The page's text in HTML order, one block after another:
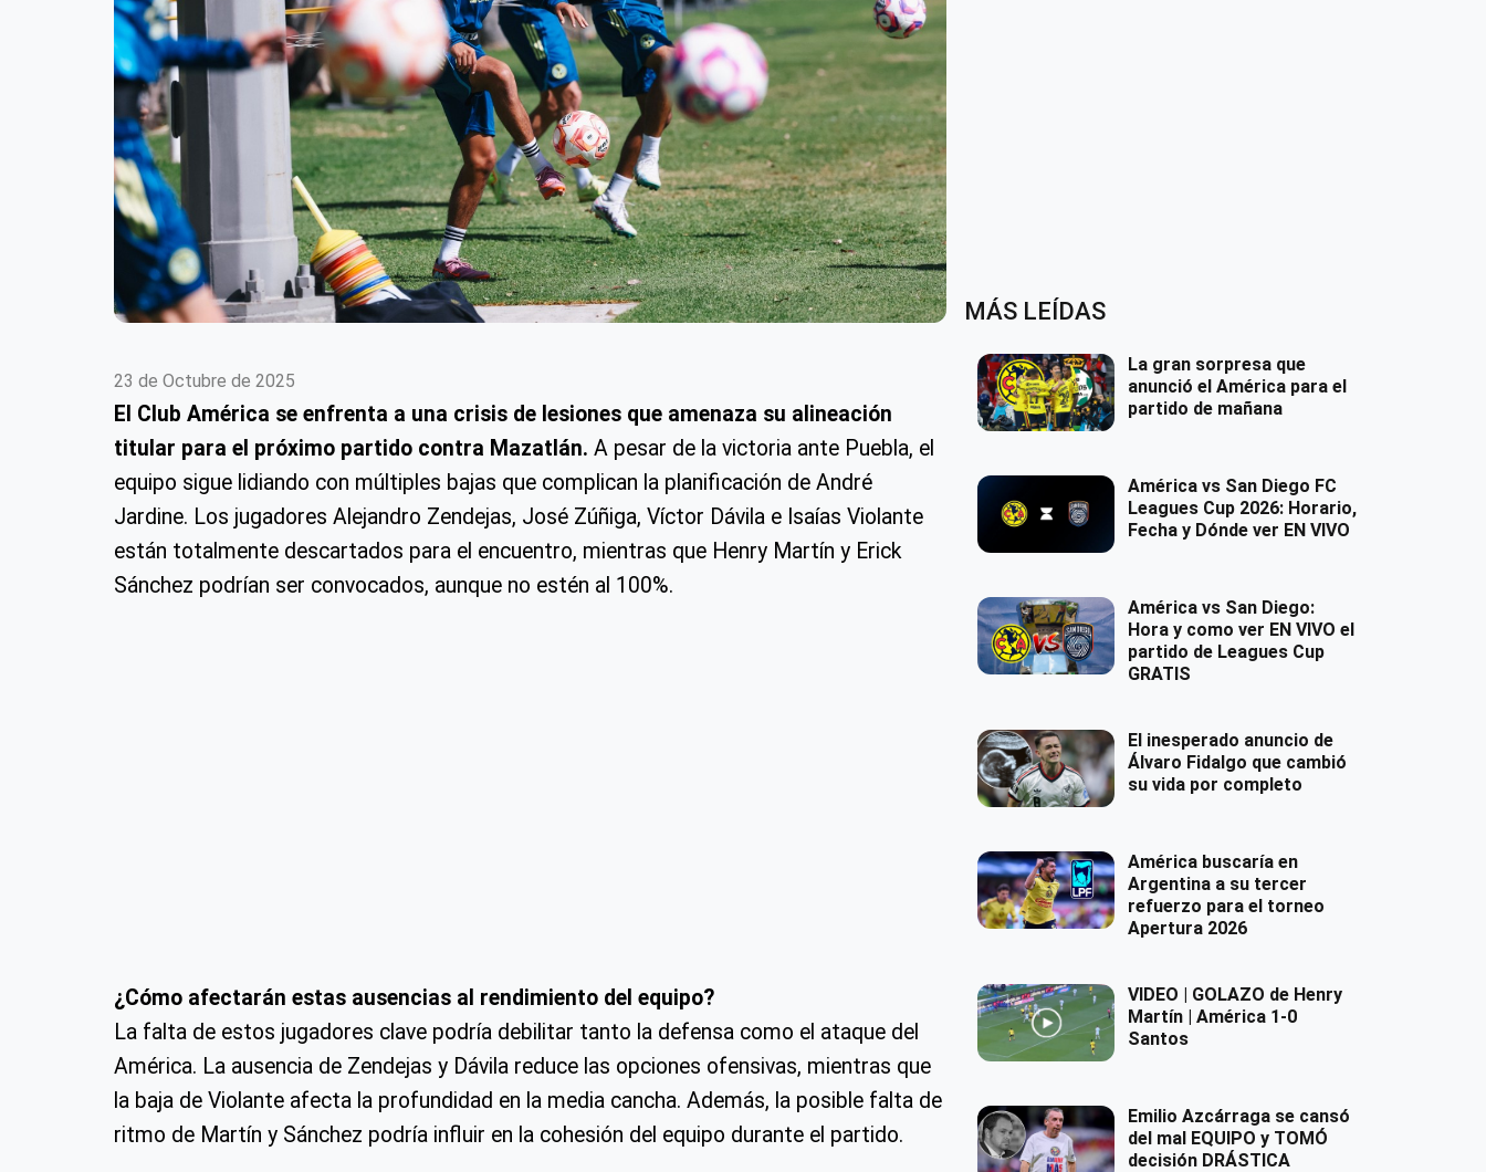
23 de Octubre de 2025
El Club América se enfrenta a una crisis de lesiones que amenaza su alineación
titular para el próximo partido contra Mazatlán. A pesar de la victoria ante Puebla, el
equipo sigue lidiando con múltiples bajas que complican la planificación de André
Jardine. Los jugadores Alejandro Zendejas, José Zúñiga, Víctor Dávila e Isaías Violante
están totalmente descartados para el encuentro, mientras que Henry Martín y Erick
Sánchez podrían ser convocados, aunque no estén al 100%.
¿Cómo afectarán estas ausencias al rendimiento del equipo?
La falta de estos jugadores clave podría debilitar tanto la defensa como el ataque del
América. La ausencia de Zendejas y Dávila reduce las opciones ofensivas, mientras que
la baja de Violante afecta la profundidad en la media cancha. Además, la posible falta de
ritmo de Martín y Sánchez podría influir en la cohesión del equipo durante el partido.
MÁS LEÍDAS
La gran sorpresa que
anunció el América para el
partido de mañana
América vs San Diego FC
Leagues Cup 2026: Horario,
Fecha y Dónde ver EN VIVO
América vs San Diego:
Hora y como ver EN VIVO el
partido de Leagues Cup
GRATIS
El inesperado anuncio de
Álvaro Fidalgo que cambió
su vida por completo
América buscaría en
Argentina a su tercer
refuerzo para el torneo
Apertura 2026
VIDEO | GOLAZO de Henry
Martín | América 1-0
Santos
Emilio Azcárraga se cansó
del mal EQUIPO y TOMÓ
decisión DRÁSTICA